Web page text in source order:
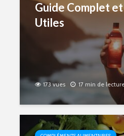
Guide Complet
Utiles
173 vues 17 min de